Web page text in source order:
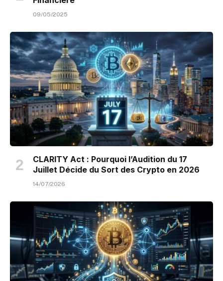
09/05/2025
CLARITY Act : Pourquoi l’Audition du 17
Juillet Décide du Sort des Crypto en 2026
14/07/2026